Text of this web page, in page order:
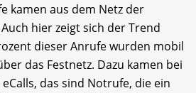
kamen aus dem Netz der
hier zeigt sich der Trend
dieser Anrufe wurden mobil
das Festnetz. Dazu kamen bei
das sind Notrufe, die ein